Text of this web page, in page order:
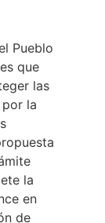
Pueblo
que
las
la
la
en
de